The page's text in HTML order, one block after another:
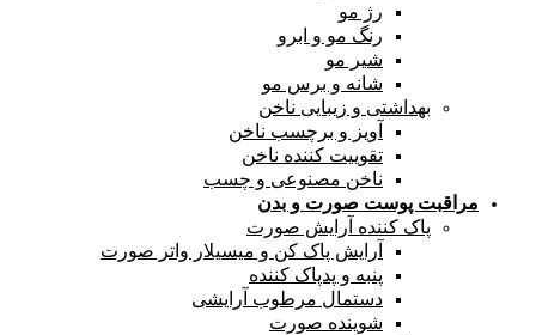
رژ مو
رنگ مو و ابرو
شیر مو
شانه و برس مو
بهداشتی و زیبایی ناخن
آویز و برچسب ناخن
تقوییت کننده ناخن
ناخن مصنوعی و چسب
مراقبت پوست صورت و بدن
پاک کننده آرایش صورت
آرایش پاک کن و میسیلار واتر صورت
پنبه و پدپاک کننده
دستمال مرطوب آرایشی
شوینده صورت